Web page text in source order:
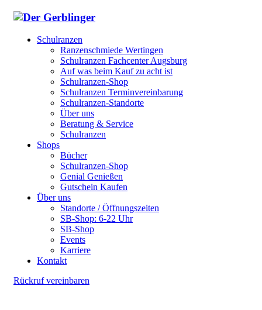
Schulranzen
Ranzenschmiede Wertingen
Schulranzen Fachcenter Augsburg
Auf was beim Kauf zu acht ist
Schulranzen-Shop
Schulranzen Terminvereinbarung
Schulranzen-Standorte
Über uns
Beratung & Service
Schulranzen
Shops
Bücher
Schulranzen-Shop
Genial Genießen
Gutschein Kaufen
Über uns
Standorte / Öffnungszeiten
SB-Shop: 6-22 Uhr
SB-Shop
Events
Karriere
Kontakt
Rückruf vereinbaren